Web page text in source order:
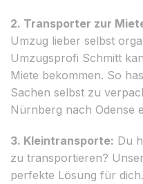
2. Transporter zur
Umzug lieber selbst
Umzugsprofi Schmitt
Miete bekommen. So
Sachen selbst zu
Nürnberg nach Odense
3. Kleintransporte: Du
zu transportieren?
perfekte Lösung für